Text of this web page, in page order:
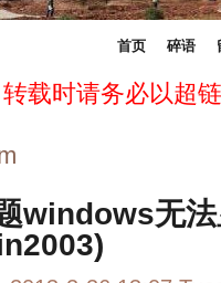
首页 碎语
载时请务必以超
windows无